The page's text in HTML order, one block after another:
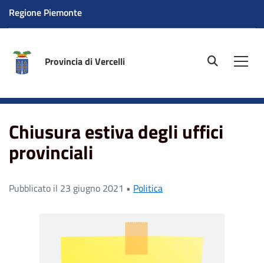
Regione Piemonte
Provincia di Vercelli site.searc
Chiusura estiva degli uffici
provinciali
Pubblicato il 23 giugno 2021 • Politica